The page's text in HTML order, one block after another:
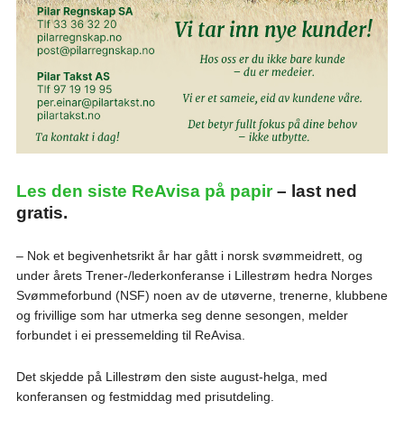
Les den siste ReAvisa på papir– last ned
gratis.
– Nok et begivenhetsrikt år har gått i norsk svømmeidrett, og
under årets Trener-/lederkonferanse i Lillestrøm hedra Norges
Svømmeforbund (NSF) noen av de utøverne, trenerne, klubbene
og frivillige som har utmerka seg denne sesongen, melder
forbundet i ei pressemelding til ReAvisa.
Det skjedde på Lillestrøm den siste august-helga, med
konferansen og festmiddag med prisutdeling.